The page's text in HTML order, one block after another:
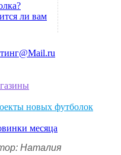
ли вам
новых футболок
месяца
Наталия